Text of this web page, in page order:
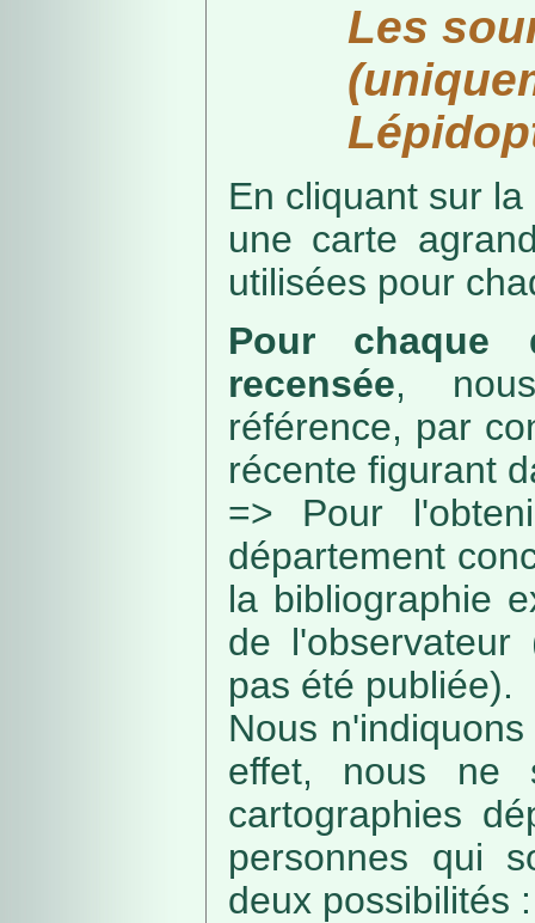
Les
En cliquant sur
une carte
utilisées pour
Pour chaque
recensée,
référence, par
récente figurant
=> Pour
département
la bibliographie
de
pas été publiée).
Nous
effet, nous ne
cartographies
personnes qui
deux possibilités :